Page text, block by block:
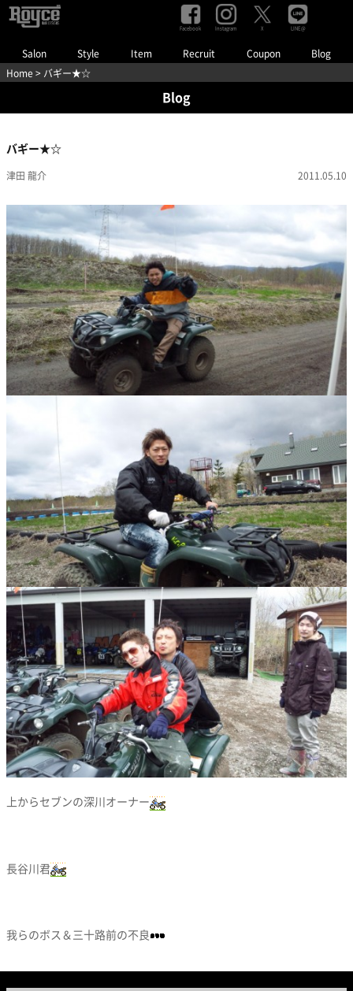
Salon Style Item Recruit Coupon Blog
Facebook Instagram X LINE@
Home > バギー★☆
Blog
バギー★☆
津田 龍介 2011.05.10
上からセブンの深川オーナー
長谷川君
我らのボス＆三十路前の不良